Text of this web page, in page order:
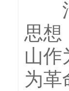
清
思想
山作
为革